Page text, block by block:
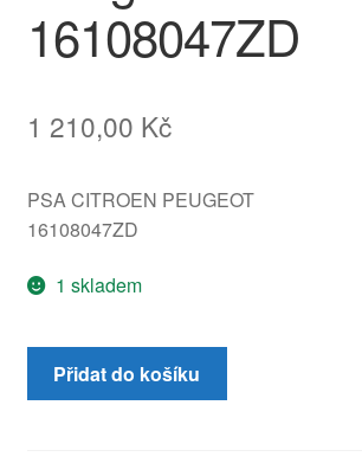
Vrakoviště Citroën
16108047ZD
1 210,00 Kč
PSA CITROEN PEUGEOT
16108047ZD
1 skladem
Víko
odkládací
Přidat do košíku